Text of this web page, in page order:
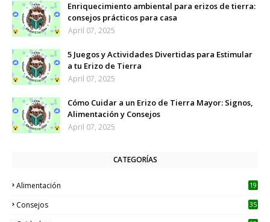
Enriquecimiento ambiental para erizos de tierra:
consejos prácticos para casa
April 07, 2025
5 Juegos y Actividades Divertidas para Estimular
a tu Erizo de Tierra
April 07, 2025
Cómo Cuidar a un Erizo de Tierra Mayor: Signos,
Alimentación y Consejos
April 07, 2025
CATEGORÍAS
Alimentación 19
Consejos 35